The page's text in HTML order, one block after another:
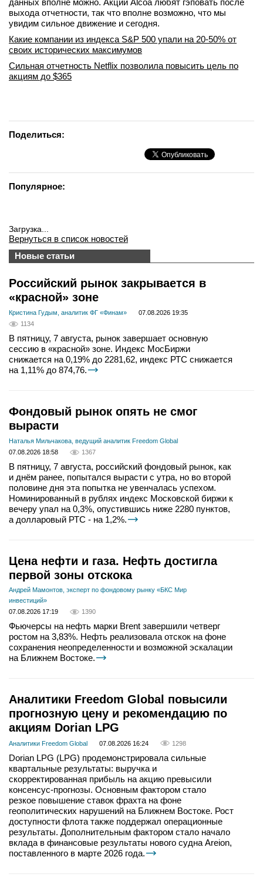
данных вполне можно. Акции Alcoa любят гэповать после
выхода отчетности, так что вполне возможно, что мы
увидим сильное движение и сегодня.
Какие компании из индекса S&P 500 упали на 20-50% от
своих исторических максимумов
Сильная отчетность Netflix позволила повысить цель по
акциям до $365
Поделиться:
Популярное:
Загрузка...
Вернуться в список новостей
Новые статьи
Российский рынок закрывается в
«красной» зоне
Кристина Гудым, аналитик ФГ «Финам»
07.08.2026 19:35
1134
В пятницу, 7 августа, рынок завершает основную
сессию в «красной» зоне. Индекс МосБиржи
снижается на 0,19% до 2281,62, индекс РТС снижается
на 1,11% до 874,76.
Фондовый рынок опять не смог
вырасти
Наталья Мильчакова, ведущий аналитик Freedom Global
07.08.2026 18:58
1367
В пятницу, 7 августа, российский фондовый рынок, как
и днём ранее, попытался вырасти с утра, но во второй
половине дня эта попытка не увенчалась успехом.
Номинированный в рублях индекс Московской биржи к
вечеру упал на 0,3%, опустившись ниже 2280 пунктов,
а долларовый РТС - на 1,2%.
Цена нефти и газа. Нефть достигла
первой зоны отскока
Андрей Мамонтов, эксперт по фондовому рынку «БКС Мир
инвестиций»
07.08.2026 17:19
1390
Фьючерсы на нефть марки Brent завершили четверг
ростом на 3,83%. Нефть реализовала отскок на фоне
сохранения неопределенности и возможной эскалации
на Ближнем Востоке.
Аналитики Freedom Global повысили
прогнозную цену и рекомендацию по
акциям Dorian LPG
Аналитики Freedom Global 07.08.2026 16:24 1298
Dorian LPG (LPG) продемонстрировала сильные
квартальные результаты: выручка и
скорректированная прибыль на акцию превысили
консенсус-прогнозы. Основным фактором стало
резкое повышение ставок фрахта на фоне
геополитических нарушений на Ближнем Востоке. Рост
доступности флота также поддержал операционные
результаты. Дополнительным фактором стало начало
вклада в финансовые результаты нового судна Areion,
поставленного в марте 2026 года.